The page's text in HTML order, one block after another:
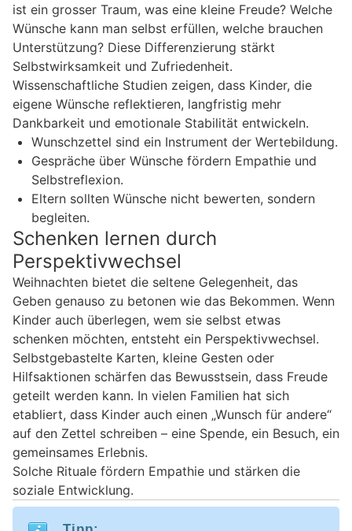
ist ein grosser Traum, was eine kleine Freude? Welche
Wünsche kann man selbst erfüllen, welche brauchen
Unterstützung? Diese Differenzierung stärkt
Selbstwirksamkeit und Zufriedenheit.
Wissenschaftliche Studien zeigen, dass Kinder, die
eigene Wünsche reflektieren, langfristig mehr
Dankbarkeit und emotionale Stabilität entwickeln.
Wunschzettel sind ein Instrument der Wertebildung.
Gespräche über Wünsche fördern Empathie und
Selbstreflexion.
Eltern sollten Wünsche nicht bewerten, sondern
begleiten.
Schenken lernen durch
Perspektivwechsel
Weihnachten bietet die seltene Gelegenheit, das
Geben genauso zu betonen wie das Bekommen. Wenn
Kinder auch überlegen, wem sie selbst etwas
schenken möchten, entsteht ein Perspektivwechsel.
Selbstgebastelte Karten, kleine Gesten oder
Hilfsaktionen schärfen das Bewusstsein, dass Freude
geteilt werden kann. In vielen Familien hat sich
etabliert, dass Kinder auch einen „Wunsch für andere“
auf den Zettel schreiben – eine Spende, ein Besuch, ein
gemeinsames Erlebnis.
Solche Rituale fördern Empathie und stärken die
soziale Entwicklung.